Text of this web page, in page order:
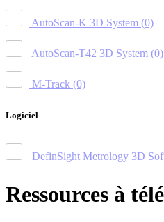
AutoScan-K 3D System (0)
AutoScan-T42 3D System (0)
M-Track (0)
Logiciel
DefinSight Metrology 3D
Ressources à